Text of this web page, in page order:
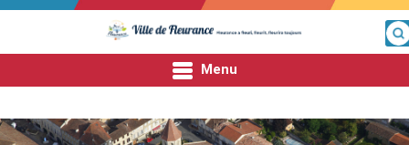
Menu
Fleurance